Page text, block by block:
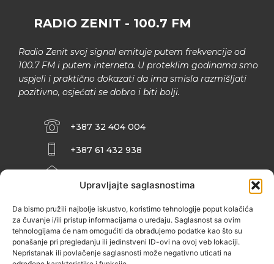
Upravljajte saglasnostima
Da bismo pružili najbolje iskustvo, koristimo tehnologije poput kolačića
za čuvanje i/ili pristup informacijama o uređaju. Saglasnost sa ovim
tehnologijama će nam omogućiti da obrađujemo podatke kao što su
ponašanje pri pregledanju ili jedinstveni ID-ovi na ovoj veb lokaciji.
Nepristanak ili povlačenje saglasnosti može negativno uticati na
RADIO ZENIT - 100.7 FM
Radio Zenit svoj signal emituje putem frekvencije od
100.7 FM i putem interneta. U proteklim godinama smo
uspjeli i praktično dokazati da ima smisla razmišljati
pozitivno, osjećati se dobro i biti bolji.
+387 32 404 004
+387 61 432 938
INFO@ZENIT.BA
ZENIČANKA, 3. SPRAT), 72000 ZENICA